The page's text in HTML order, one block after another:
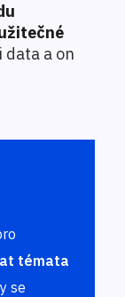
a on
témata
se